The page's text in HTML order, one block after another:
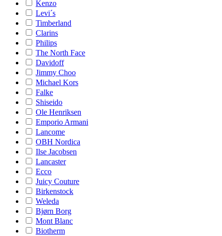
Kenzo
Levi´s
Timberland
Clarins
Philips
The North Face
Davidoff
Jimmy Choo
Michael Kors
Falke
Shiseido
Ole Henriksen
Emporio Armani
Lancome
OBH Nordica
Ilse Jacobsen
Lancaster
Ecco
Juicy Couture
Birkenstock
Weleda
Bjørn Borg
Mont Blanc
Biotherm